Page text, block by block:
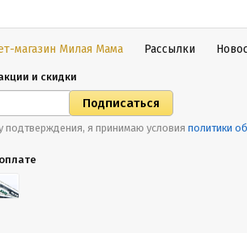
магазин Милая Мама Рассылки
и скидки
подтверждения, я принимаю условия политики